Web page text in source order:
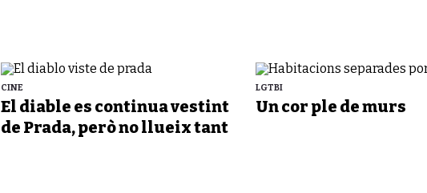
CINE
El diable es continua vestint
de Prada, però no llueix tant
LGTBI
Un cor ple de murs